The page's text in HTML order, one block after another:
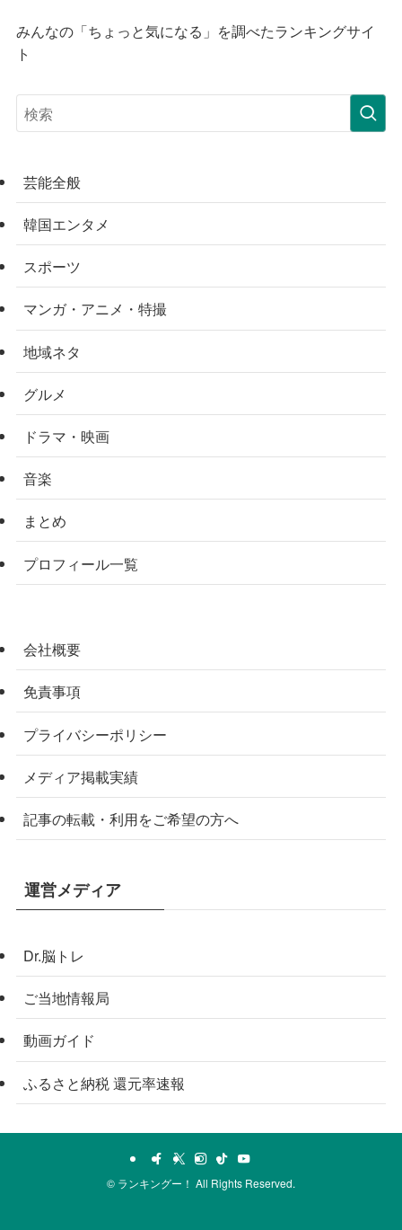
みんなの「ちょっと気になる」を調べたランキングサイ
ト
芸能全般
韓国エンタメ
スポーツ
マンガ・アニメ・特撮
地域ネタ
グルメ
ドラマ・映画
音楽
まとめ
プロフィール一覧
会社概要
免責事項
プライバシーポリシー
メディア掲載実績
記事の転載・利用をご希望の方へ
運営メディア
Dr.脳トレ
ご当地情報局
動画ガイド
ふるさと納税 還元率速報
© ランキングー！ All Rights Reserved.